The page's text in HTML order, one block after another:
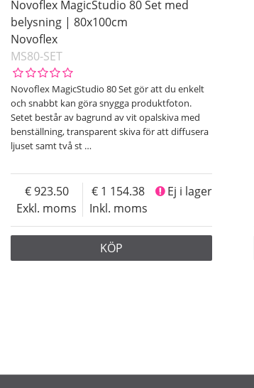
Novoflex MagicStudio 80 Set med
belysning | 80x100cm
Novoflex
MS80-SET
Novoflex MagicStudio 80 Set gör att du enkelt
och snabbt kan göra snygga produktfoton.
Setet består av bagrund av vit opalskiva med
benställning, transparent skiva för att diffusera
ljuset samt två st …
Exkl. moms
923.50
Inkl. moms
1 154.38 Ej i lager
KÖP